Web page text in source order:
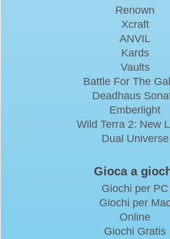
Renown
Xcraft
ANVIL
Kards
Vaults
Battle For The
Deadhaus
Emberlight
Wild Terra 2: New
Dual Universe
Gioca a
Giochi per PC
Giochi per
Online
Giochi Gratis